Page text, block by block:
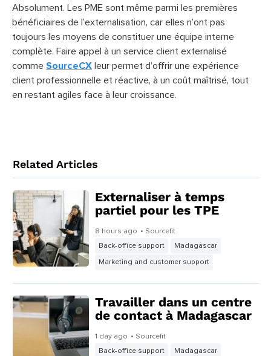
Absolument. Les PME sont même parmi les premières
bénéficiaires de l’externalisation, car elles n’ont pas
toujours les moyens de constituer une équipe interne
complète. Faire appel à un service client externalisé
comme SourceCX leur permet d’offrir une expérience
client professionnelle et réactive, à un coût maîtrisé, tout
en restant agiles face à leur croissance.
Related Articles
Externaliser à temps
partiel pour les TPE
8 hours ago • Sourcefit
Back-office support
Madagascar
Marketing and customer support
Travailler dans un centre
de contact à Madagascar
1 day ago • Sourcefit
Back-office support
Madagascar